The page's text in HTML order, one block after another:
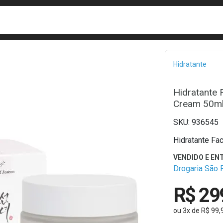
Hidratante
Hidratante
Cream 50ml
936545
Hidratante
Drogaria São
R$
ou 3xde R$